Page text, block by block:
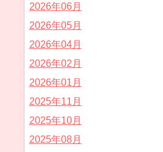
2026年06月
2026年05月
2026年04月
2026年02月
2026年01月
2025年11月
2025年10月
2025年08月